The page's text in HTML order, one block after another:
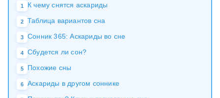
1 К чему снятся аскариды
2 Таблица вариантов сна
3 Сонник 365: Аскариды во сне
4 Сбудется ли сон?
5 Похожие сны
6 Аскариды в другом соннике